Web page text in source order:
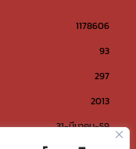
1178606
93
297
2013
31-มีนาคม-59